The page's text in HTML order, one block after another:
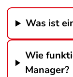
Was ist
Wie
Manager?